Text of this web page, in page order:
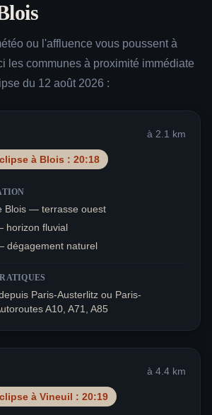
ou l'affluence vous poussent à
les communes à proximité immédiate
du 12 août 2026 :
à 2.1 km
à Blois : 20:18
Blois — terrasse ouest
horizon fluvial
dégagement naturel
Paris-Austerlitz ou Paris-
A10, A71, A85
à 4.4 km
à Vineuil : 20:19